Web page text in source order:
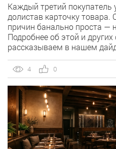
Каждый третий покупатель
долистав карточку
причин банально проста —
Подробнее об этой и
рассказываем в нашем
Агентство продвигает
геоперформансе […]
4 0